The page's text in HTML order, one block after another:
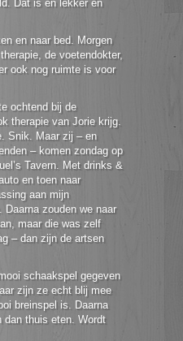
Dat is én lekker én
en naar bed. Morgen
de voetendokter,
ook nog ruimte is voor
ochtend bij de
therapie van Jorie krijg.
Snik. Maar zij – en
– komen zondag op
Tavern. Met drinks &
en toen naar
aan mijn
Daarna zouden we naar
maar die was zelf
– dan zijn de artsen
schaakspel gegeven
zijn ze echt blij mee
breinspel is. Daarna
dan thuis eten. Wordt